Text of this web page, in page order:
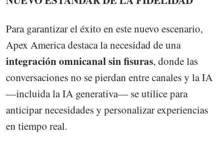
Para garantizar el éxito en este nuevo escenario,
Apex America destaca la necesidad de una
integración omnicanal sin fisuras, donde las
conversaciones no se pierdan entre canales y la IA
—incluida la IA generativa— se utilice para
anticipar necesidades y personalizar experiencias
en tiempo real.